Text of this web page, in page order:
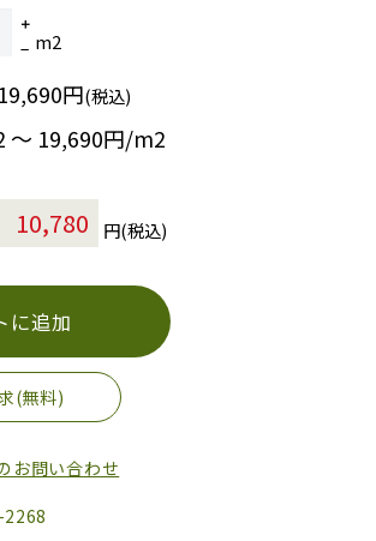
m2
円(税込)
〜 19,690円/m2
円(税込)
に追加
(無料)
お問い合わせ